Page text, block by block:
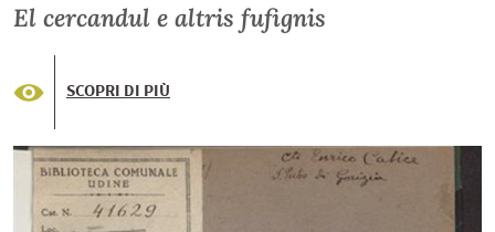
El cercandul e altris fufignis
SCOPRI DI PIÙ